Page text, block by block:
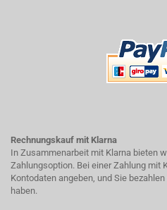
Rechnungskauf mit Klarna
In Zusammenarbeit mit Klarna bieten
Zahlungsoption. Bei einer Zahlung mit
Kontodaten angeben, und Sie
haben.